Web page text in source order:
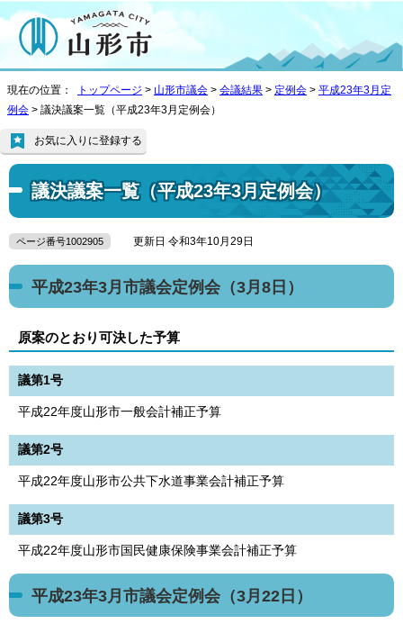
現在の位置： トップページ > 山形市議会 > 会議結果 > 定例会 > 平成23年3月定
例会 > 議決議案一覧（平成23年3月定例会）
議決議案一覧（平成23年3月定例会）
お気に入りに登録する
ページ番号1002905 更新日 令和3年10月29日
平成23年3月市議会定例会（3月8日）
原案のとおり可決した予算
議第1号
平成22年度山形市一般会計補正予算
議第2号
平成22年度山形市公共下水道事業会計補正予算
議第3号
平成22年度山形市国民健康保険事業会計補正予算
平成23年3月市議会定例会（3月22日）